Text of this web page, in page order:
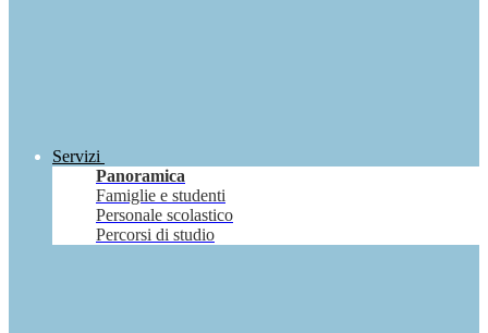
Servizi
Panoramica
Famiglie e studenti
Personale scolastico
Percorsi di studio